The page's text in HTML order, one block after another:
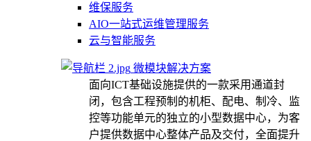
维保服务
AIO一站式运维管理服务
云与智能服务
微模块解决方案
面向ICT基础设施提供的一款采用通道封
闭，包含工程预制的机柜、配电、制冷、监
控等功能单元的独立的小型数据中心，为客
户提供数据中心整体产品及交付，全面提升